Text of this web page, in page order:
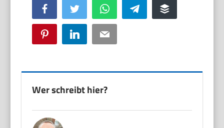
Facebook Twitter WhatsApp Telegram Buffer
Pinterest LinkedIn Email
Wer schreibt hier?